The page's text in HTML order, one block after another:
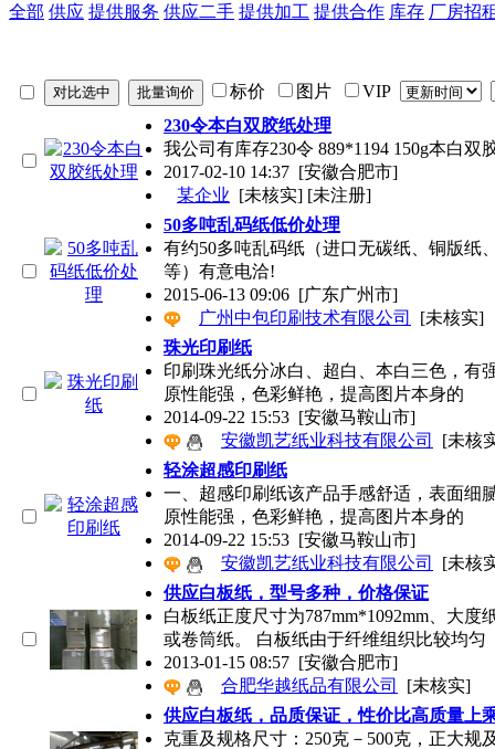
全部 供应 提供服务 供应二手 提供加工 提供合作 库存 厂房招
标价 图片
VIP
230令本白双胶纸处理
我公司有库存230令 889*1194 150g本白
2017-02-10 14:37 [安徽合肥市]
某企业 [未核实] [未注册]
50多吨乱码纸低价处理
有约50多吨乱码纸（进口无碳纸、铜版纸
等）有意电洽!
2015-06-13 09:06 [广东广州市]
广州中包印刷技术有限公司
[未核实]
珠光印刷纸
印刷珠光纸分冰白、超白、本白三色，有
原性能强，色彩鲜艳，提高图片本身的
2014-09-22 15:53 [安徽马鞍山市]
安徽凯艺纸业科技有限公司
[未核
轻涂超感印刷纸
一、超感印刷纸该产品手感舒适，表面细
原性能强，色彩鲜艳，提高图片本身的
2014-09-22 15:53 [安徽马鞍山市]
安徽凯艺纸业科技有限公司
[未核
供应白板纸，型号多种，价格保证
白板纸正度尺寸为787mm*1092mm、大
或卷筒纸。 白板纸由于纤维组织比较均匀
2013-01-15 08:57 [安徽合肥市]
合肥华越纸品有限公司
[未核实]
供应白板纸，品质保证，性价比高质量上
克重及规格尺寸：250克－500克，正大